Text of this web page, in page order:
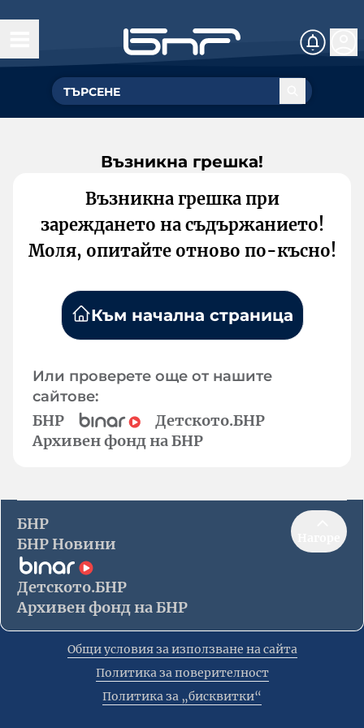
Възникна грешка!
Възникна грешка при
зареждането на съдържанието!
Моля, опитайте отново по-късно!
Към начална страница
Или проверете още от нашите
сайтове:
БНР
Детското.БНР
Архивен фонд на БНР
БНР
БНР Новини
Детското.БНР
Архивен фонд на БНР
Общи условия за използване на сайта
Политика за поверителност
Политика за „бисквитки“